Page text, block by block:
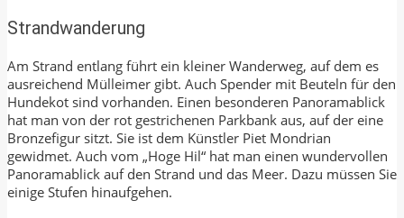
Strandwanderung
Am Strand entlang führt ein kleiner Wanderweg, auf dem es
ausreichend Mülleimer gibt. Auch Spender mit Beuteln für den
Hundekot sind vorhanden. Einen besonderen Panoramablick
hat man von der rot gestrichenen Parkbank aus, auf der eine
Bronzefigur sitzt. Sie ist dem Künstler Piet Mondrian
gewidmet. Auch vom „Hoge Hil“ hat man einen wundervollen
Panoramablick auf den Strand und das Meer. Dazu müssen Sie
einige Stufen hinaufgehen.